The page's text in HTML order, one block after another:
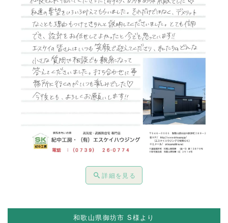
詳細を見る
和歌山県御坊市 S様より